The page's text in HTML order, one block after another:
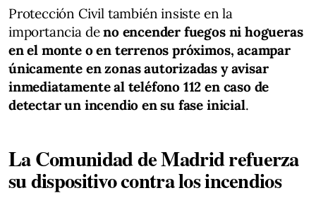
Protección Civil también insiste en la
importancia deno encender fuegos ni hogueras
en el monte o en terrenos próximos, acampar
únicamente en zonas autorizadas y avisar
inmediatamente al teléfono 112 en caso de
detectar un incendio en su fase inicial.
La Comunidad de Madrid refuerza
su dispositivo contra los incendios